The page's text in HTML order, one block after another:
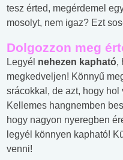
tesz érted, megérdemel
mosolyt, nem igaz? Ezt
Dolgozzon meg
Legyél nehezen kapható,
megkedveljen! Könnyű
srácokkal, de azt, hogy hol
Kellemes hangnemben
hogy nagyon nyeregben
legyél könnyen kapható!
venni!